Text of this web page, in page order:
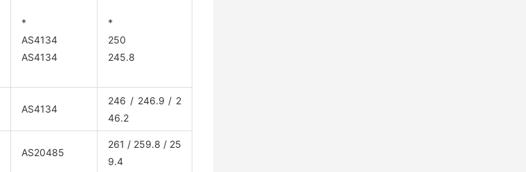
*
AS4134
AS4134
*
250
245.8
AS4134
246 / 246.9 / 2
46.2
AS20485
261 / 259.8 / 25
9.4